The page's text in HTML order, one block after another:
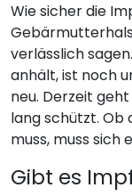
Wie sicher die
verlässlich
anhält, ist noch
neu. Derzeit
lang schützt.
muss, muss sich
Gibt es